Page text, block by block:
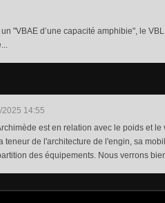
"VBAE d’une capacité amphibie", le
2025 14:55
est en relation avec le poids et
teneur de l'architecture de l'engin, sa
des équipements. Nous verrons